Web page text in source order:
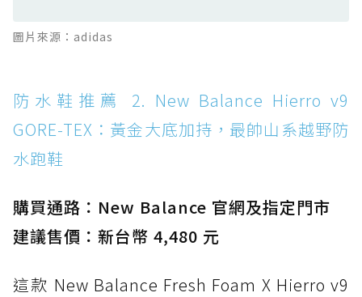
Boot：馬汀首款雨靴登場，經典八孔加上全防
防水鞋推薦 14. SKECHERS BADGER
WATERPROOF：一踩即穿懶人神器！搭載固特
異大底與全防水厚底健走鞋
防水鞋推薦 15. Brooks Cascadia 19 GTX：注
圖片來源：adidas
防水鞋推薦 2. New Balance Hierro v9
GORE-TEX：黃金大底加持，最帥山系越野防
水跑鞋
購買通路：New Balance 官網及指定門市
建議售價：新台幣 4,480 元
這款 New Balance Fresh Foam X Hierro v9